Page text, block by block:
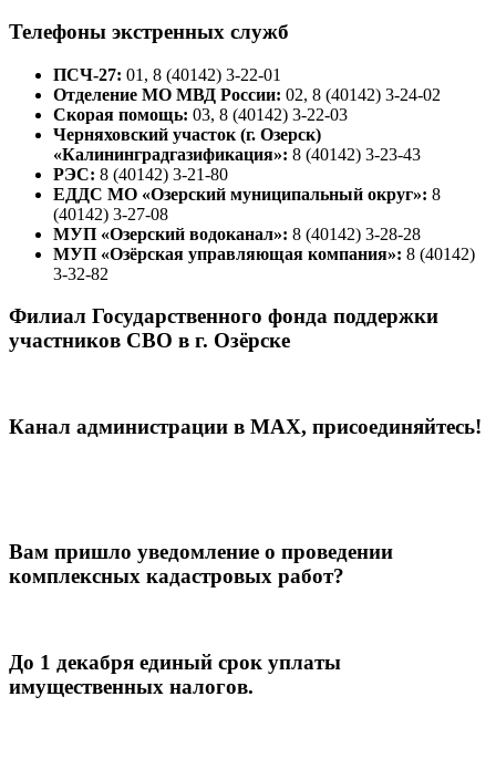
Телефоны экстренных служб
ПСЧ-27: 01, 8 (40142) 3-22-01
Отделение МО МВД России: 02, 8 (40142) 3-24-02
Скорая помощь: 03, 8 (40142) 3-22-03
Черняховский участок (г. Озерск)
«Калининградгазификация»: 8 (40142) 3-23-43
РЭС: 8 (40142) 3-21-80
ЕДДС МО «Озерский муниципальный округ»: 8
(40142) 3-27-08
МУП «Озерский водоканал»: 8 (40142) 3-28-28
МУП «Озёрская управляющая компания»: 8 (40142)
3-32-82
Филиал Государственного фонда поддержки
участников СВО в г. Озёрске
Канал администрации в МАХ, присоединяйтесь!
Вам пришло уведомление о проведении
комплексных кадастровых работ?
До 1 декабря единый срок уплаты
имущественных налогов.